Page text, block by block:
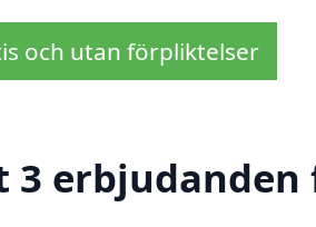
och utan förpliktelser
3 erbjudanden